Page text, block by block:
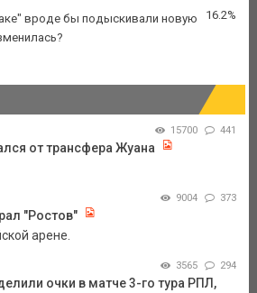
вроде бы подыскивали новую
16.2%
15700 441
от трансфера Жуана
9004 373
"Ростов"
арене.
3565 294
очки в матче 3-го тура РПЛ,